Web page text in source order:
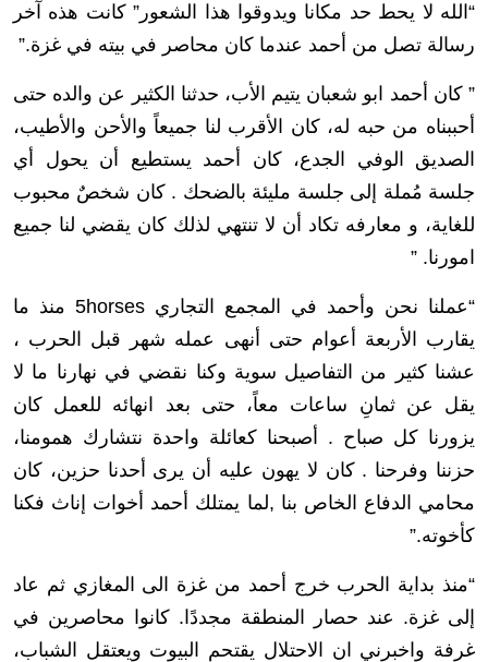
“الله لا يحط حد مكانا ويدوقوا هذا الشعور” كانت هذه آخر
رسالة تصل من أحمد عندما كان محاصر في بيته في غزة.”
” كان أحمد ابو شعبان يتيم الأب، حدثنا الكثير عن والده حتى
أحببناه من حبه له، كان الأقرب لنا جميعاً والأحن والأطيب،
الصديق الوفي الجدع، كان أحمد يستطيع أن يحول أي
جلسة مُملة إلى جلسة مليئة بالضحك . كان شخصٌ محبوب
للغاية، و معارفه تكاد أن لا تنتهي لذلك كان يقضي لنا جميع
امورنا. ”
“عملنا نحن وأحمد في المجمع التجاري 5horses منذ ما
يقارب الأربعة أعوام حتى أنهى عمله شهر قبل الحرب ،
عشنا كثير من التفاصيل سوية وكنا نقضي في نهارنا ما لا
يقل عن ثمانِ ساعات معاً، حتى بعد انهائه للعمل كان
يزورنا كل صباح . أصبحنا كعائلة واحدة نتشارك همومنا،
حزننا وفرحنا . كان لا يهون عليه أن يرى أحدنا حزين، كان
محامي الدفاع الخاص بنا ,لما يمتلك أحمد أخوات إناث فكنا
كأخوته.”
“منذ بداية الحرب خرج أحمد من غزة الى المغازي ثم عاد
إلى غزة. عند حصار المنطقة مجددًا. كانوا محاصرين في
غرفة واخبرني ان الاحتلال يقتحم البيوت ويعتقل الشباب،